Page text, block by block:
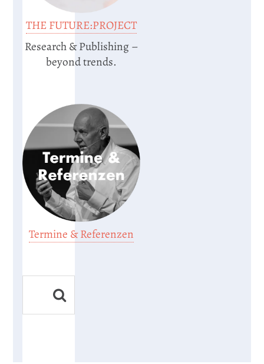
THE FUTURE:PROJECT
Research & Publishing –
beyond trends.
Termine & Referenzen